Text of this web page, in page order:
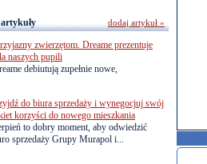
zwierzętom. Dreame prezentuje
naszych pupili
debiutują zupełnie nowe,
do biura sprzedaży i wynegocjuj swój
korzyści do nowego mieszkania
to dobry moment, aby odwiedzić
sprzedaży Grupy Murapol i...
dodaj artykuł »